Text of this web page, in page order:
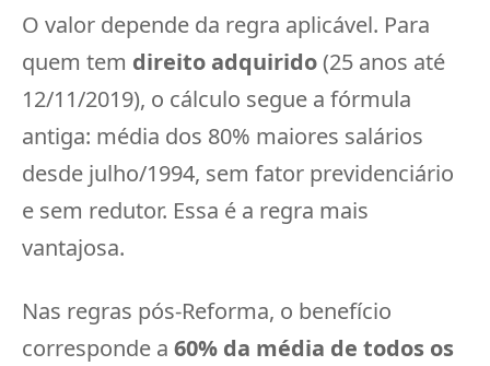
O valor depende da regra aplicável. Para
quem tem direito adquirido(25 anos até
12/11/2019), o cálculo segue a fórmula
antiga: média dos 80% maiores salários
desde julho/1994, sem fator previdenciário
e sem redutor. Essa é a regra mais
vantajosa.
Nas regras pós-Reforma, o benefício
corresponde a 60% da média de todos os